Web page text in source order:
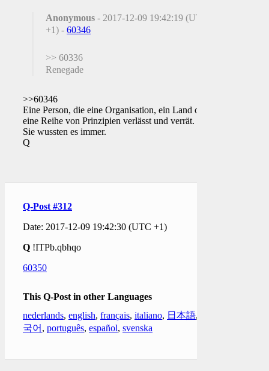
Anonymous - 2017-12-09 19:42:19 (UTC
+1) - 60346
>> 60336
Renegade
>>60346
Eine Person, die eine Organisation, ein Land oder
eine Reihe von Prinzipien verlässt und verrät.
Sie wussten es immer.
Q
Q-Post #312
Date: 2017-12-09 19:42:30 (UTC +1)
Q !ITPb.qbhqo
60350
This Q-Post in other Languages
nederlands, english, français, italiano, 日本語,
국어 , português, español, svenska